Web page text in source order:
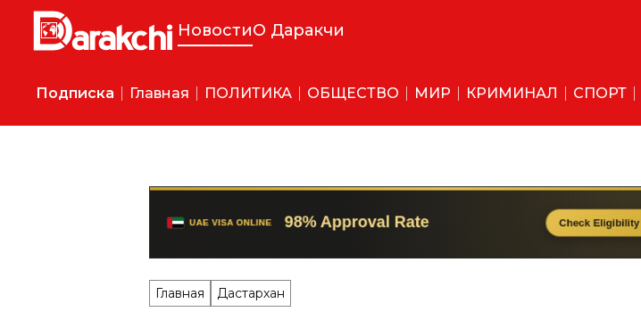
НовостиО Даракчи
Подписка Главная ПОЛИТИКА ОБЩЕСТВО МИР КРИМИНАЛ СПОРТ
Главная Дастархан